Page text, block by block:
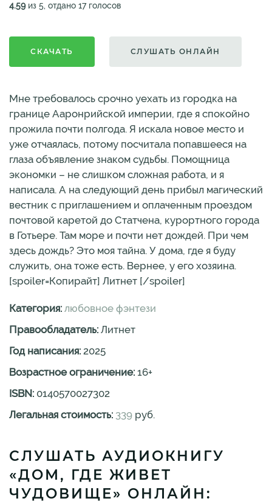
4.59из 5, отдано 17 голосов
СКАЧАТЬ СЛУШАТЬ ОНЛАЙН
Мне требовалось срочно уехать из городка на
границе Ааронрийской империи, где я спокойно
прожила почти полгода. Я искала новое место и
уже отчаялась, потому посчитала попавшееся на
глаза объявление знаком судьбы. Помощница
экономки – не слишком сложная работа, и я
написала. А на следующий день прибыл магический
вестник с приглашением и оплаченным проездом
почтовой каретой до Статчена, курортного города
в Готьере. Там море и почти нет дождей. При чем
здесь дождь? Это моя тайна. У дома, где я буду
служить, она тоже есть. Вернее, у его хозяина.
[spoiler=Копирайт] Литнет [/spoiler]
Категория: любовное фэнтези
Правообладатель: Литнет
Год написания: 2025
Возрастное ограничение: 16+
ISBN: 0140570027302
Легальная стоимость: 339 руб.
СЛУШАТЬ АУДИОКНИГУ
«ДОМ, ГДЕ ЖИВЕТ
ЧУДОВИЩЕ» ОНЛАЙН: